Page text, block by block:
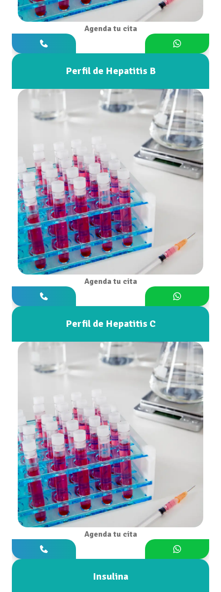
Agenda tu cita
Perfil de Hepatitis B
Agenda tu cita
Perfil de Hepatitis C
Agenda tu cita
Insulina